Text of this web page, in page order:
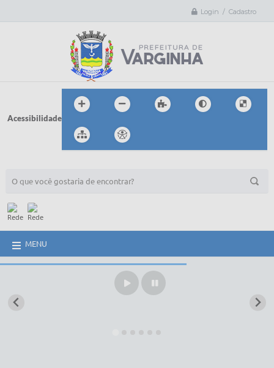
Login / Cadastro
Acessibilidade
MENU